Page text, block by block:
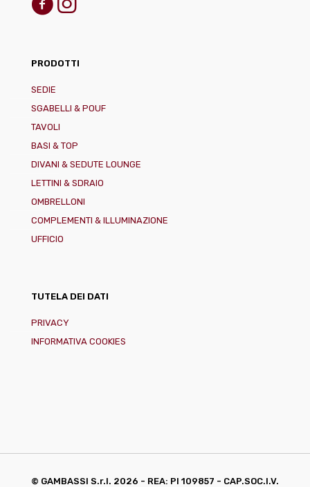
PRODOTTI
SEDIE
SGABELLI & POUF
TAVOLI
BASI & TOP
DIVANI & SEDUTE LOUNGE
LETTINI & SDRAIO
OMBRELLONI
COMPLEMENTI & ILLUMINAZIONE
UFFICIO
TUTELA DEI DATI
PRIVACY
INFORMATIVA COOKIES
© GAMBASSI S.r.l. 2026 - REA: PI 109857 - CAP.SOC.I.V.